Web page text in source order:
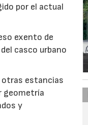
por el actual
exento de
casco urbano
otras estancias
geometría
y